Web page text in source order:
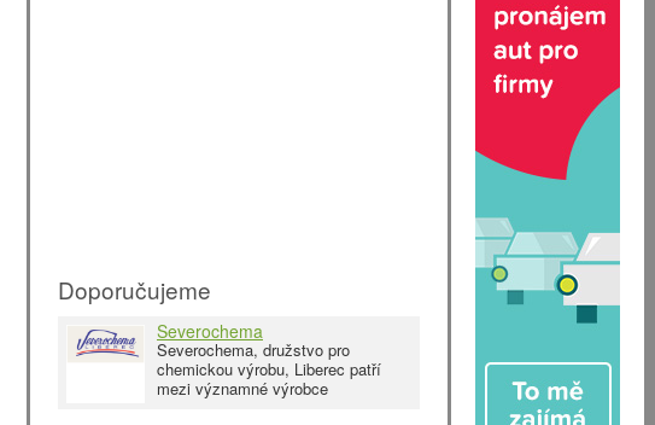
Doporučujeme
Severochema
Severochema, družstvo pro
chemickou výrobu, Liberec patří
mezi významné výrobce